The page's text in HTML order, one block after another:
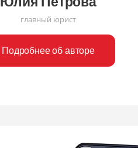
главный юрист
Подробнее об авторе